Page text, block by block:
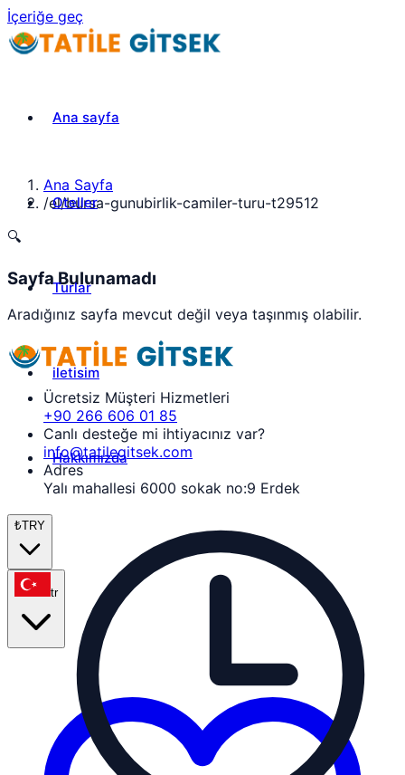
İçeriğe geç
Ana sayfa
Oteller
Turlar
iletisim
Hakkımızda
₺TRY
tr
Ana Sayfa
/el/bursa-gunubirlik-camiler-turu-t29512
🔍
Sayfa Bulunamadı
Aradığınız sayfa mevcut değil veya taşınmış olabilir.
Ücretsiz Müşteri Hizmetleri
+90 266 606 01 85
Canlı desteğe mi ihtiyacınız var?
info@tatilegitsek.com
Adres
Yalı mahallesi 6000 sokak no:9 Erdek